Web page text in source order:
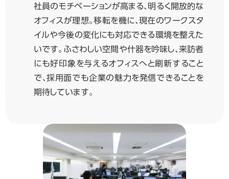
社員のモチベーションが高まる、明るく開放的な
オフィスが理想。移転を機に、現在のワークスタ
イルや今後の変化にも対応できる環境を整えた
いです。ふさわしい空間や什器を吟味し、来訪者
にも好印象を与えるオフィスへと刷新すること
で、採用面でも企業の魅力を発信できることを
期待しています。